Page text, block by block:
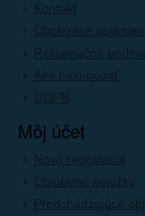
Kontakt
Obchodné
Reklamačné
Ako nakupovať
GDPR
Môj účet
Nová registrácia
Oblúbené položky
Predchádzajúce